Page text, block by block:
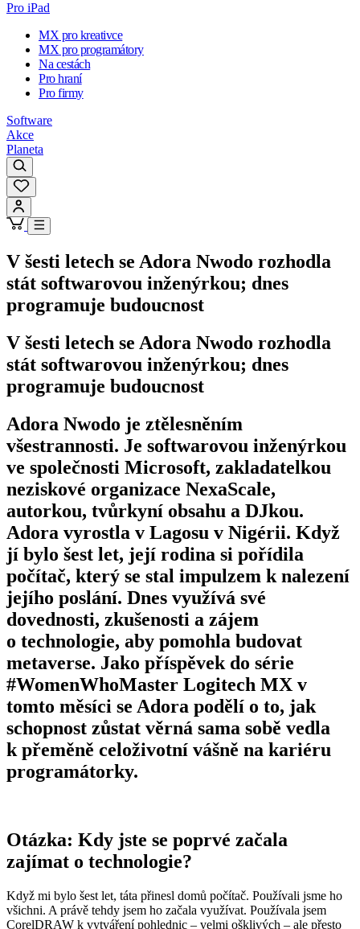
Pro iPad
MX pro kreativce
MX pro programátory
Na cestách
Pro hraní
Pro firmy
Software
Akce
Planeta
V šesti letech se Adora Nwodo rozhodla
stát softwarovou inženýrkou; dnes
programuje budoucnost
V šesti letech se Adora Nwodo rozhodla
stát softwarovou inženýrkou; dnes
programuje budoucnost
Adora Nwodo je ztělesněním
všestrannosti. Je softwarovou inženýrkou
ve společnosti Microsoft, zakladatelkou
neziskové organizace NexaScale,
autorkou, tvůrkyní obsahu a DJkou.
Adora vyrostla v Lagosu v Nigérii. Když
jí bylo šest let, její rodina si pořídila
počítač, který se stal impulzem k nalezení
jejího poslání. Dnes využívá své
dovednosti, zkušenosti a zájem
o technologie, aby pomohla budovat
metaverse. Jako příspěvek do série
#WomenWhoMaster Logitech MX v
tomto měsíci se Adora podělí o to, jak
schopnost zůstat věrná sama sobě vedla
k přeměně celoživotní vášně na kariéru
programátorky.
Otázka: Kdy jste se poprvé začala
zajímat o technologie?
Když mi bylo šest let, táta přinesl domů počítač. Používali jsme ho
všichni. A právě tehdy jsem ho začala využívat. Používala jsem
CorelDRAW k vytváření pohlednic – velmi ošklivých – ale přesto